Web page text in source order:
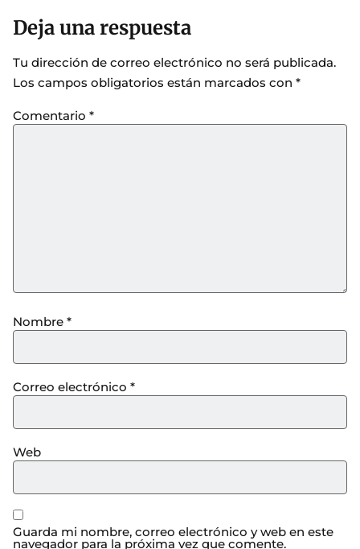
Deja una respuesta
Tu dirección de correo electrónico no será publicada.
Los campos obligatorios están marcados con *
Comentario *
Nombre *
Correo electrónico *
Web
Guarda mi nombre, correo electrónico y web en este
navegador para la próxima vez que comente.